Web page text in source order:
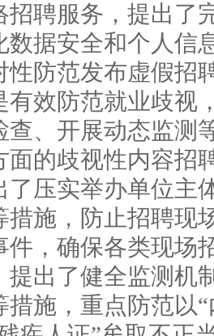
招聘服务，提出了
数据安全和个人信
性防范发布虚假招
有效防范就业歧视
查、开展动态监测
面的歧视性内容招
了压实举办单位主
措施，防止招聘现
件，确保各类现场
提出了健全监测机
措施，重点防范以